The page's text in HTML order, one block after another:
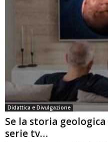
Didattica e Divulgazione
Se la storia
serie tv…